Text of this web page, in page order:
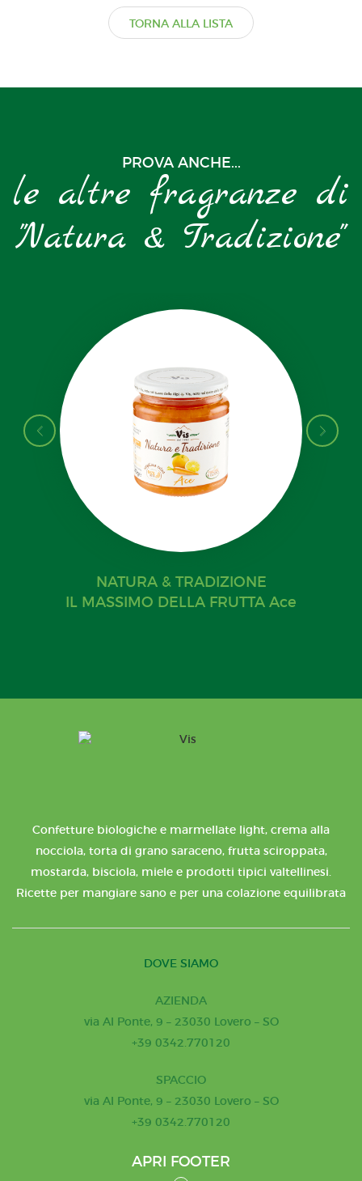
TORNA ALLA LISTA
PROVA ANCHE...
le altre fragranze di
"Natura & Tradizione"
NATURA & TRADIZIONE
IL MASSIMO DELLA FRUTTA Ace
Confetture biologiche e marmellate light, crema alla
nocciola, torta di grano saraceno, frutta sciroppata,
mostarda, bisciola, miele e prodotti tipici valtellinesi.
Ricette per mangiare sano e per una colazione equilibrata
DOVE SIAMO
AZIENDA
via Al Ponte, 9 – 23030 Lovero – SO
+39 0342.770120
SPACCIO
via Al Ponte, 9 – 23030 Lovero – SO
+39 0342.770120
APRI FOOTER